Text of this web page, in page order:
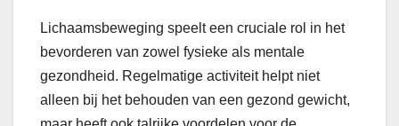
Lichaamsbeweging speelt een cruciale rol in het
bevorderen van zowel fysieke als mentale
gezondheid. Regelmatige activiteit helpt niet
alleen bij het behouden van een gezond gewicht,